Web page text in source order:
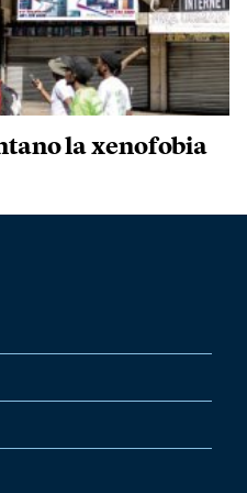
la xenofobia